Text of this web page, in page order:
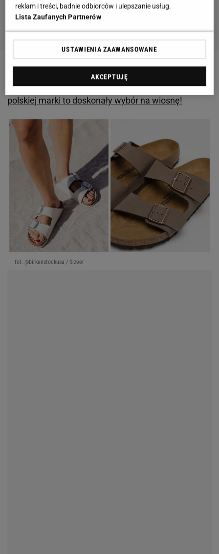
kobiece bluzki z dobrym składem!
Odnajdź styl idealny na każdą okazję. Propozycje tej
polskiej marki to doskonały wybór na wiosnę!
fot. @birkenstockusa / Sizeer
reklam i treści, badnie odbiorców i ulepszanie usług.
Lista Zaufanych Partnerów
USTAWIENIA ZAAWANSOWANE
AKCEPTUJĘ